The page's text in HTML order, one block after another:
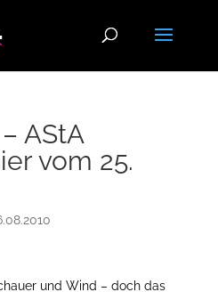
AStA
vom 25.
und Wind – doch das